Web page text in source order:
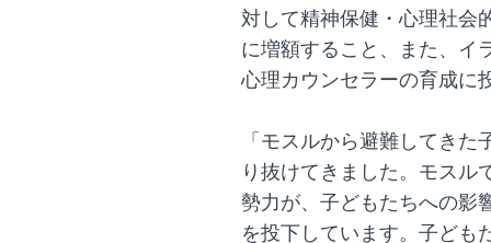
対して精神保健・心理社会
に増額すること、また、イ
心理カウンセラーの育成に
「モスルから避難してき
り抜けてきました。モスル
勢力が、子どもたちへの影
を投下しています。子ども